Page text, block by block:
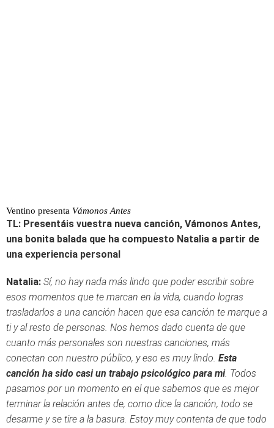
Ventino presenta Vámonos Antes
TL: Presentáis vuestra nueva canción, Vámonos Antes,
una bonita balada que ha compuesto Natalia a partir de
una experiencia personal
Natalia: Sí, no hay nada más lindo que poder escribir sobre
esos momentos que te marcan en la vida, cuando logras
trasladarlos a una canción hacen que esa canción te marque a
ti y al resto de personas. Nos hemos dado cuenta de que
cuanto más personales son nuestras canciones, más
conectan con nuestro público, y eso es muy lindo. Esta
canción ha sido casi un trabajo psicológico para mi. Todos
pasamos por un momento en el que sabemos que es mejor
terminar la relación antes de, como dice la canción, todo se
desarme y se tire a la basura. Estoy muy contenta de que todo